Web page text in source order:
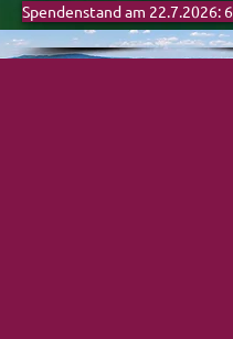
Spendenstand am 22.7.2026: